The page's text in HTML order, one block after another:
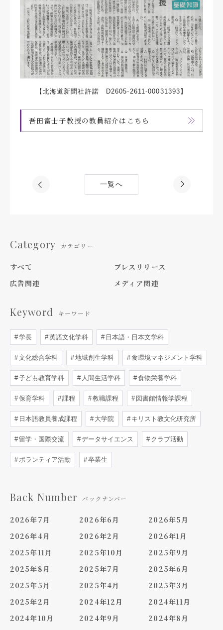
【北海道新聞社許諾 D2605-2611-00031393】
吾田富士子教授の教員紹介はこちら
一覧へ
Category カテゴリー
すべて
プレスリリース
広告関連
メディア関連
Keyword キーワード
学長 英語文化学科 日本語・日本文学科
文化総合学科 地域創生学科 食環境マネジメント学科
子ども教育学科 人間生活学科 食物栄養学科
保育学科 課程 教職課程 図書館情報学課程
日本語教員養成課程 大学院 キリスト教文化研究所
留学・国際交流 データサイエンス クラブ活動
ボランティア活動 卒業生
Back Number バックナンバー
2026年7月 2026年6月
2026年5月
2026年4月
2026年2月
2026年1月
2025年11月
2025年10月
2025年9月
2025年8月
2025年7月
2025年6月
2025年5月
2025年4月
2025年3月
2025年2月
2024年12月
2024年11月
2024年10月
2024年9月
2024年8月